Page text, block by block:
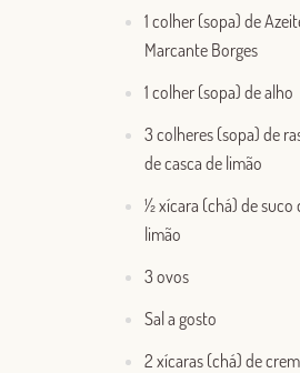
1 colher (sopa) de
Marcante Borges
1 colher (sopa) de alho
3 colheres (sopa) de
de casca de limão
½ xícara (chá) de suco
limão
3 ovos
Sal a gosto
2 xícaras (chá) de